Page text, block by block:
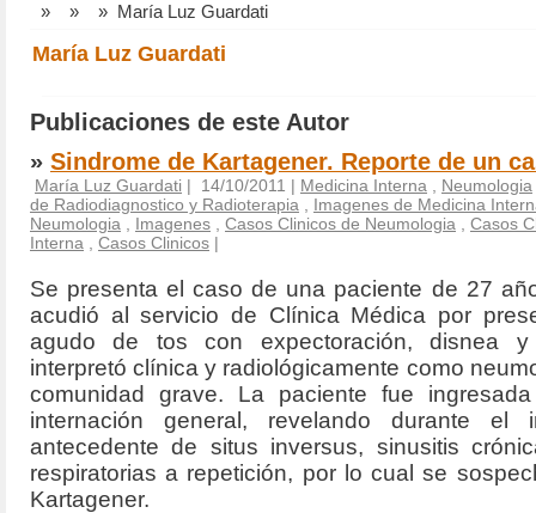
» » » María Luz Guardati
María Luz Guardati
Publicaciones de este Autor
» Sindrome de Kartagener. Reporte de un
María Luz Guardati | 14/10/2011 | Medicina Interna Neumologia
de Radiodiagnostico y Radioterapia
Imagenes de Medicina
Neumologia
Imagenes Casos Clinicos de Neumologia
Casos
Interna
Casos Clinicos |
Se presenta el caso de una paciente de 27
acudió al servicio de Clínica Médica por
agudo de tos con expectoración, disnea
interpretó clínica y radiológicamente como
comunidad grave. La paciente fue
internación general, revelando durante el
antecedente de situs inversus, sinusitis
respiratorias a repetición, por lo cual se
Kartagener.